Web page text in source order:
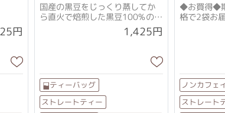
円
国産の黒豆をじっくり蒸してか
ら直火で焙煎した黒豆100%のお
1,425円
ティーバッグ
ストレートティー
◆お買得◆
格で2袋お
「グルマ
の）」の
ノンカフェ
ストレート